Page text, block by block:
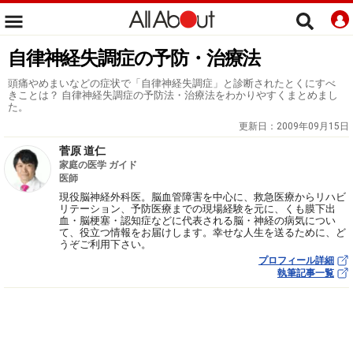
自律神経失調症の予防・治療法
頭痛やめまいなどの症状で「自律神経失調症」と診断されたとくにすべ
きことは？ 自律神経失調症の予防法・治療法をわかりやすくまとめまし
た。
更新日： 2009年09月15日
菅原 道仁
家庭の医学 ガイド
医師
現役脳神経外科医。脳血管障害を中心に、救急医療からリハビ
リテーション、予防医療までの現場経験を元に、くも膜下出
血・脳梗塞・認知症などに代表される脳・神経の病気につい
て、役立つ情報をお届けします。幸せな人生を送るために、ど
うぞご利用下さい。
プロフィール詳細
執筆記事一覧